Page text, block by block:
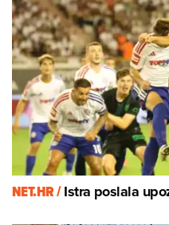
NET.HR /Istra poslala